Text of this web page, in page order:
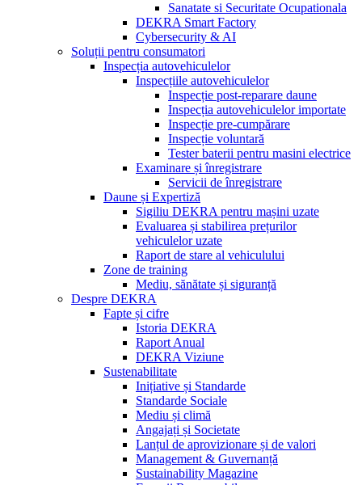
Sanatate si Securitate Ocupationala
DEKRA Smart Factory
Cybersecurity & AI
Soluții pentru consumatori
Inspecția autovehiculelor
Inspecțiile autovehiculelor
Inspecție post-reparare daune
Inspecția autovehiculelor importate
Inspecție pre-cumpărare
Inspecție voluntară
Tester baterii pentru masini electrice
Examinare și înregistrare
Servicii de înregistrare
Daune și Expertiză
Sigiliu DEKRA pentru mașini uzate
Evaluarea și stabilirea prețurilor
vehiculelor uzate
Raport de stare al vehiculului
Zone de training
Mediu, sănătate și siguranță
Despre DEKRA
Fapte și cifre
Istoria DEKRA
Raport Anual
DEKRA Viziune
Sustenabilitate
Inițiative și Standarde
Standarde Sociale
Mediu și climă
Angajați și Societate
Lanțul de aprovizionare și de valori
Management & Guvernanță
Sustainability Magazine